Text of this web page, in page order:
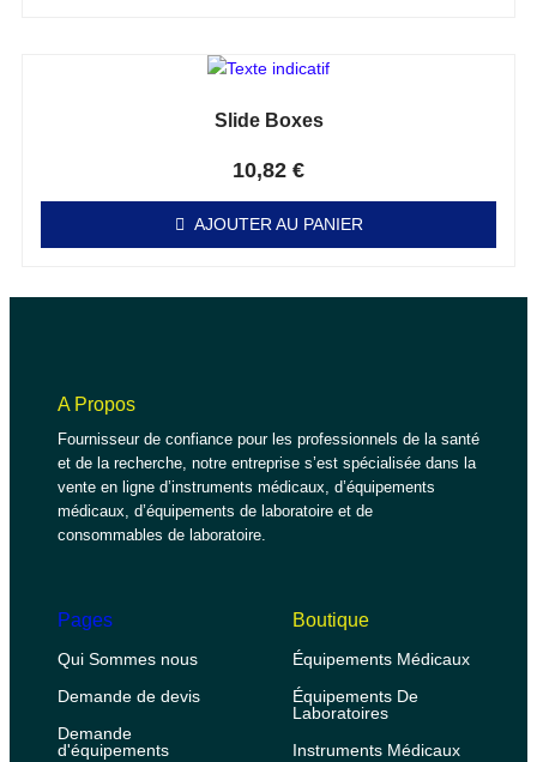
Slide Boxes
10,82 €
AJOUTER AU PANIER
A Propos
Fournisseur de confiance pour les professionnels de la santé
et de la recherche, notre entreprise s’est spécialisée dans la
vente en ligne d’instruments médicaux, d’équipements
médicaux, d’équipements de laboratoire et de
consommables de laboratoire.
Pages
Qui Sommes nous
Demande de devis
Demande
d'équipements
Boutique
Équipements Médicaux
Équipements De
Laboratoires
Instruments Médicaux